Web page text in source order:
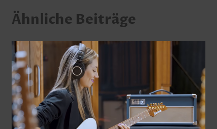
Ähnliche Beiträge